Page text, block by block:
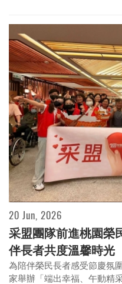
20 Jun, 2026
采盟團隊前進桃園
伴長者共度溫馨時光
為陪伴榮民長者感受節慶氛
家舉辦「端出幸福、午動精